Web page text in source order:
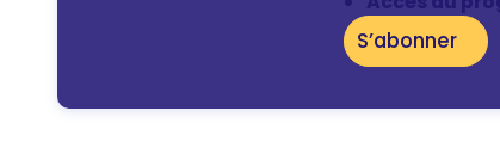
S’abonner